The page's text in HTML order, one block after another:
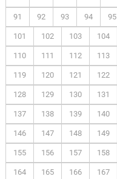
91 92 93 94 95
101 102 103 104
110 111 112 113
119 120 121 122
128 129 130 131
137 138 139 140
146 147 148 149
155 156 157 158
164 165 166 167